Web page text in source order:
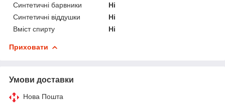
Синтетичні барвники
Ні
Синтетичні віддушки
Ні
Вміст спирту
Ні
Приховати
Умови доставки
Нова Пошта